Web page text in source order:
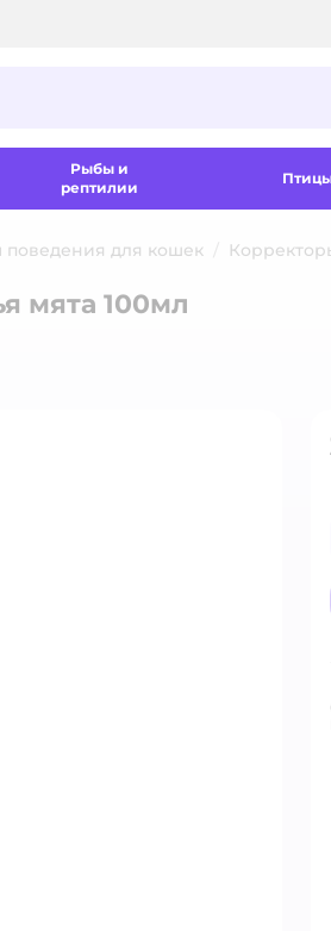
Рыбы и
рептилии
поведения для кошек
мята 100мл